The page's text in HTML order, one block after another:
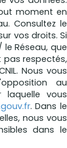
moment en
Consultez le
vos droits. Si
Réseau, que
pas respectés,
Nous vous
au
laquelle vous
. Dans le
nous vous
dans le